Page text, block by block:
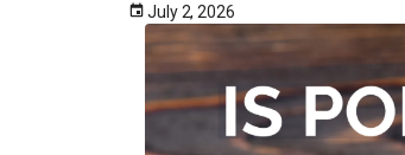
July 2, 2026